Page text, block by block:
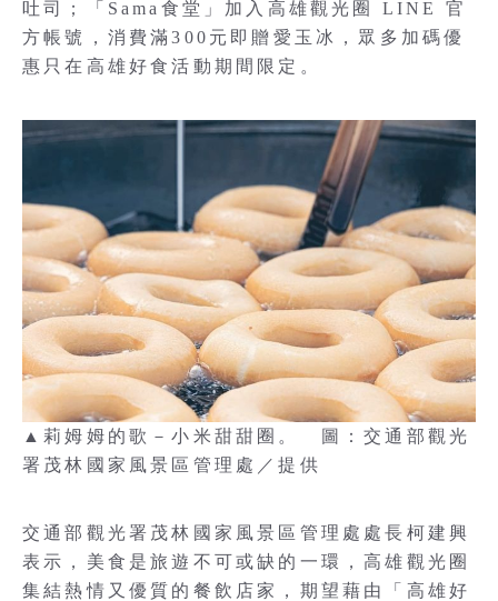
吐司；「Sama食堂」加入高雄觀光圈 LINE 官
方帳號，消費滿300元即贈愛玉冰，眾多加碼優
惠只在高雄好食活動期間限定。
▲莉姆姆的歌－小米甜甜圈。 圖：交通部觀光
署茂林國家風景區管理處／提供
交通部觀光署茂林國家風景區管理處處長柯建興
表示，美食是旅遊不可或缺的一環，高雄觀光圈
集結熱情又優質的餐飲店家，期望藉由「高雄好